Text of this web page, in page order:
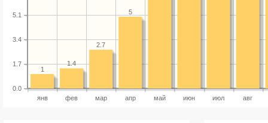
янв фев мар апр май июн июл авг
0.0
1.7
3.4
5.1 5
2.7
1.4
1